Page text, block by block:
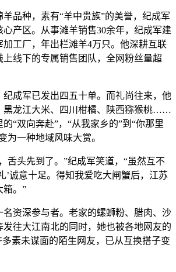
品种，素有“羊中贵族”的美誉，纪成军
心产区。从事滩羊销售30余年，纪成军建
工厂，年出栏滩羊4万只。他深耕互联
上线下的专属销售团队，全网粉丝量超
纪成军已发出四五十单。而礼尚往来，他
黑龙江大米、四川柑橘、陕西猕猴桃……
“双向奔赴”，“从我家乡的”到“你那里
为一种地域风味大赏。
舌头先到了。”纪成军笑道，“虽然互不
’诚意十足。得知我爱吃大闸蟹后，江苏
箱。”
名资深参与者。老家的螺蛳粉、腊肉、沙
发往大江南北的同时，她也被各地网友的
多素未谋面的陌生网友，已从互换搭子变